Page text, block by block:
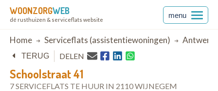
WOONZORGWEB
dé rusthuizen & serviceflats website
menu
Breadcrumb
Home Serviceflats (assistentiewoningen)
Schoolstraat 41
7 SERVICEFLATS TE HUUR IN 2110 WIJNEGEM
TERUG DELEN